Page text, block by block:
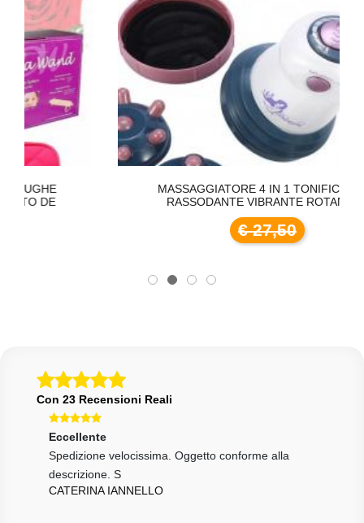
MASSAGGIATORE 4 IN 1 TONIFICANTE
RASSODANTE VIBRANTE ROTANTE
Con 23 Recensioni Reali
Eccellente
Spedizione velocissima. Oggetto conforme alla
descrizione. S
CATERINA IANNELLO
Eccellente
tutto ok
MARCO SCAIOLA